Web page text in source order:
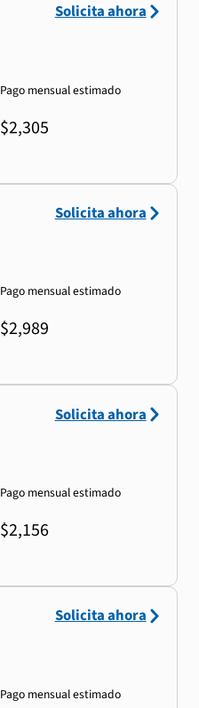
Pago mensual estimado
$2,305
Solicita ahora
Pago mensual estimado
$2,989
Solicita ahora
Pago mensual estimado
$2,156
Solicita ahora
Pago mensual estimado
Solicita ahora